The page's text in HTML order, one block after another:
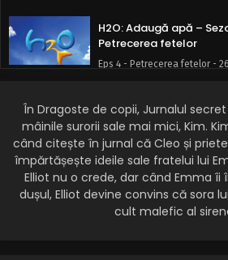
H2O: Adaugă apă –
Petrecerea fetelor
Eps 4 - Petrecerea fetelor -
Captura zilei
Eps 3 - Captura zilei - 25 June,
H2O: Adaugă apă –
Petrecerea de la piscină
Eps 2 - Petrecerea de la
În Dragoste de copii, Jurnalul
mâinile surorii sale mai mici, Kim.
când citește în jurnal că Cleo și
împărtășește ideile sale fratelui lui
Elliot nu o crede, dar când Emma
dușul, Elliot devine convins că sora
cult malefic al